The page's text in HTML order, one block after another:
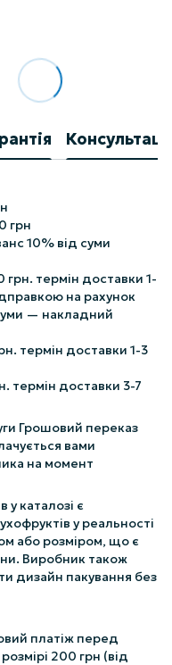
грн
10% від суми
термін доставки 1-
на рахунок
— накладний
термін доставки 1-3
термін доставки 3-7
Грошовий переказ
вами
на момент
каталозі є
у реальності
або розміром, що є
Виробник також
дизайн пакування без
платіж перед
200 грн (від